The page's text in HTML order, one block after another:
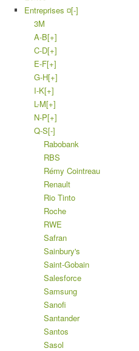
Entreprises ¤[-]
3M
A-B[+]
C-D[+]
E-F[+]
G-H[+]
I-K[+]
L-M[+]
N-P[+]
Q-S[-]
Rabobank
RBS
Rémy Cointreau
Renault
Rio Tinto
Roche
RWE
Safran
Sainbury's
Saint-Gobain
Salesforce
Samsung
Sanofi
Santander
Santos
Sasol